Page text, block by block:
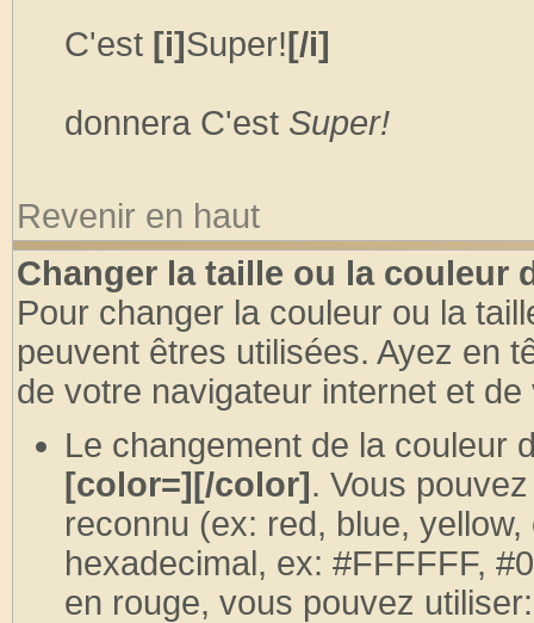
C'est [i]Super![/i]
donnera C'est Super!
Revenir en haut
Changer la taille ou la couleur
Pour changer la couleur ou la
peuvent êtres utilisées. Ayez en
de votre navigateur internet et
Le changement de la couleur
[color=][/color]. Vous
reconnu (ex: red, blue,
hexadecimal, ex: #FFFFFF,
en rouge, vous pouvez utiliser: